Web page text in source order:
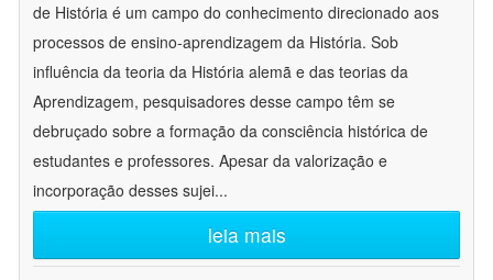
de História é um campo do conhecimento direcionado aos
processos de ensino-aprendizagem da História. Sob
influência da teoria da História alemã e das teorias da
Aprendizagem, pesquisadores desse campo têm se
debruçado sobre a formação da consciência histórica de
estudantes e professores. Apesar da valorização e
incorporação desses sujei...
leia mais